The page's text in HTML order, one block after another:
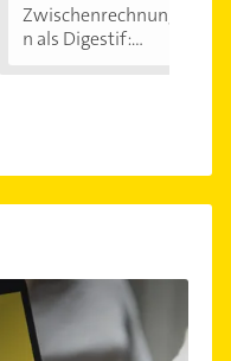
Zwischenrechnunge
n als Digestif:...